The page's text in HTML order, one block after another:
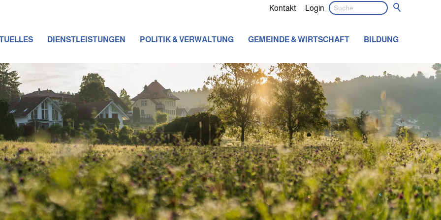
Login
Kontakt
DIENSTLEISTUNGEN POLITIK & VERWALTUNG GEMEINDE & WIRTSCHAFT BILDUNG